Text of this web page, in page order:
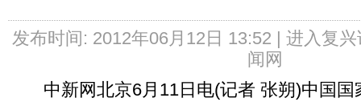
发布时间: 2012年06月12日 13:52 | 进入复兴
闻网
中新网北京6月11日电(记者 张朔)中国国